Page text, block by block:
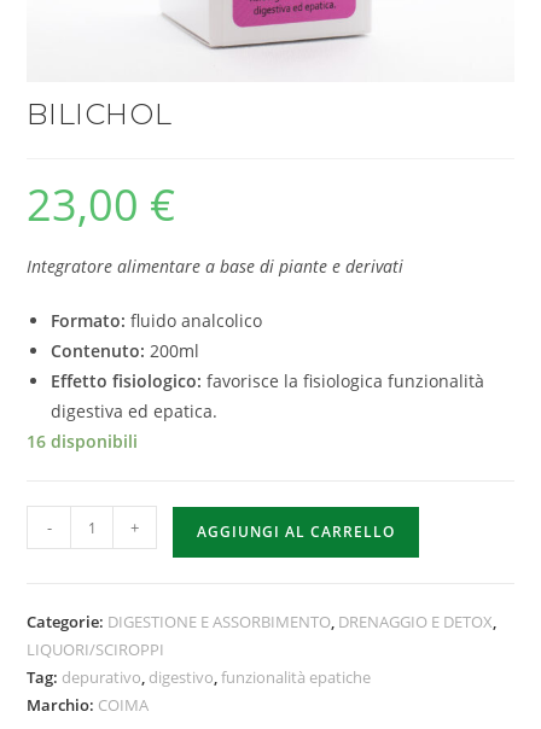
BILICHOL
23,00 €
Integratore alimentare a base di piante e derivati
Formato: fluido analcolico
Contenuto: 200ml
Effetto fisiologico: favorisce la fisiologica funzionalità
digestiva ed epatica.
16 disponibili
- + AGGIUNGI AL CARRELLO
Categorie: DIGESTIONE E ASSORBIMENTO, DRENAGGIO E DETOX,
LIQUORI/SCIROPPI
Tag: depurativo, digestivo,funzionalità epatiche
Marchio: COIMA